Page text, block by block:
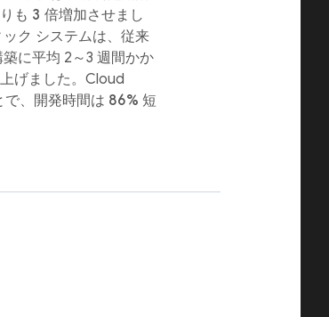
も 3 倍増加させまし
ク システムは、従来
に平均 2～3 週間かか
げました。Cloud
、開発時間は 86% 短